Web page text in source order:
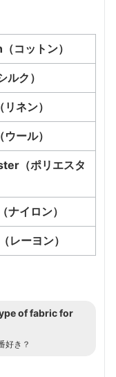
コットン）
ルク）
ネン）
ール）
（ポリエスタ
ナイロン）
レーヨン）
of fabric for
好き？